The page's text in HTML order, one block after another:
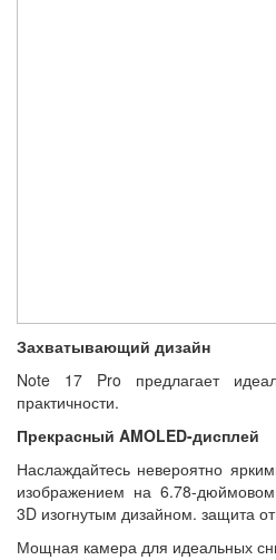
Захватывающий дизайн
Note 17 Pro предлагает
практичности.
Прекрасный AMOLED-дисплей
Наслаждайтесь невероятно
изображением на 6.78-
3D изогнутым дизайном. защита
Мощная камера для идеальных